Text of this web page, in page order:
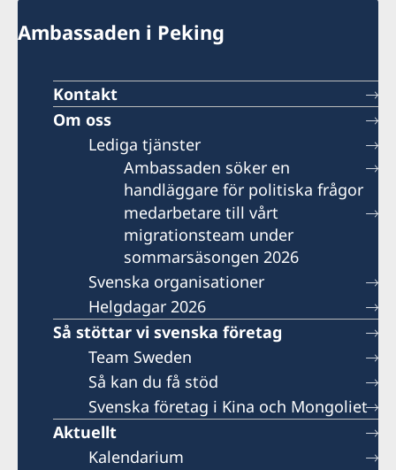
Ambassaden i Peking
Kontakt
Om oss
Lediga tjänster
Ambassaden söker en
handläggare för politiska frågor
medarbetare till vårt
migrationsteam under
sommarsäsongen 2026
Svenska organisationer
Helgdagar 2026
Så stöttar vi svenska företag
Team Sweden
Så kan du få stöd
Svenska företag i Kina och Mongoliet
Aktuellt
Kalendarium